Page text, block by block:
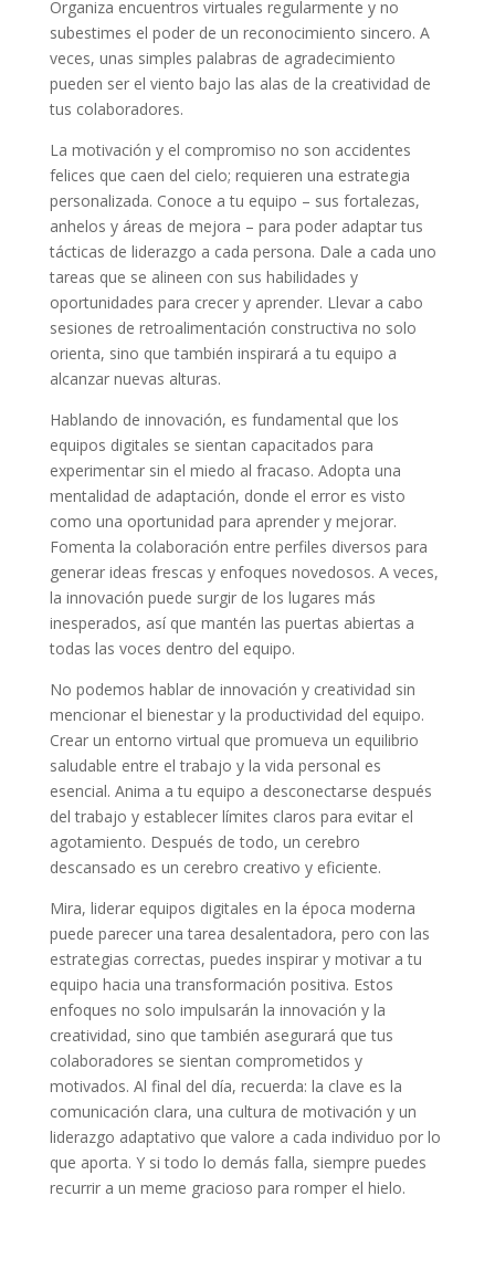
Organiza encuentros virtuales regularmente y no
subestimes el poder de un reconocimiento sincero. A
veces, unas simples palabras de agradecimiento
pueden ser el viento bajo las alas de la creatividad de
tus colaboradores.
La motivación y el compromiso no son accidentes
felices que caen del cielo; requieren una estrategia
personalizada. Conoce a tu equipo – sus fortalezas,
anhelos y áreas de mejora – para poder adaptar tus
tácticas de liderazgo a cada persona. Dale a cada uno
tareas que se alineen con sus habilidades y
oportunidades para crecer y aprender. Llevar a cabo
sesiones de retroalimentación constructiva no solo
orienta, sino que también inspirará a tu equipo a
alcanzar nuevas alturas.
Hablando de innovación, es fundamental que los
equipos digitales se sientan capacitados para
experimentar sin el miedo al fracaso. Adopta una
mentalidad de adaptación, donde el error es visto
como una oportunidad para aprender y mejorar.
Fomenta la colaboración entre perfiles diversos para
generar ideas frescas y enfoques novedosos. A veces,
la innovación puede surgir de los lugares más
inesperados, así que mantén las puertas abiertas a
todas las voces dentro del equipo.
No podemos hablar de innovación y creatividad sin
mencionar el bienestar y la productividad del equipo.
Crear un entorno virtual que promueva un equilibrio
saludable entre el trabajo y la vida personal es
esencial. Anima a tu equipo a desconectarse después
del trabajo y establecer límites claros para evitar el
agotamiento. Después de todo, un cerebro
descansado es un cerebro creativo y eficiente.
Mira, liderar equipos digitales en la época moderna
puede parecer una tarea desalentadora, pero con las
estrategias correctas, puedes inspirar y motivar a tu
equipo hacia una transformación positiva. Estos
enfoques no solo impulsarán la innovación y la
creatividad, sino que también asegurará que tus
colaboradores se sientan comprometidos y
motivados. Al final del día, recuerda: la clave es la
comunicación clara, una cultura de motivación y un
liderazgo adaptativo que valore a cada individuo por lo
que aporta. Y si todo lo demás falla, siempre puedes
recurrir a un meme gracioso para romper el hielo.